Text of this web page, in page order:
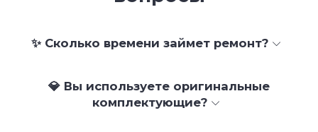
✨ Сколько времени займет ремонт?
💎 Вы используете оригинальные
комплектующие?